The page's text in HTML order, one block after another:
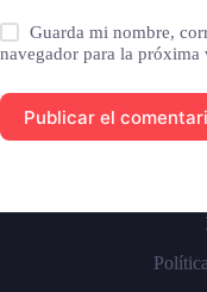
Guarda mi nombre,
navegador para la próxima
Publicar el